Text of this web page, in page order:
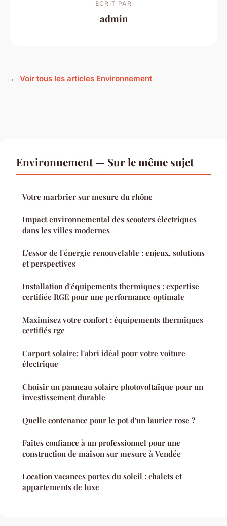
ECRIT PAR
admin
← Voir tous les articles Environnement
Environnement — Sur le même sujet
Votre marbrier sur mesure du rhône
Impact environnemental des scooters électriques
dans les villes modernes
L'essor de l'énergie renouvelable : enjeux, solutions
et perspectives
Installation d'équipements thermiques : expertise
certifiée RGE pour une performance optimale
Maximisez votre confort : équipements thermiques
certifiés rge
Carport solaire: l'abri idéal pour votre voiture
électrique
Choisir un panneau solaire photovoltaïque pour un
investissement durable
Quelle contenance pour le pot d'un laurier rose ?
Faites confiance à un professionnel pour une
construction de maison sur mesure à Vendée
Location vacances portes du soleil : chalets et
appartements de luxe